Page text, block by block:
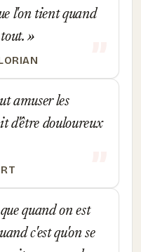
l'on tient quand
tout.
amuser les
d'être douloureux
quand on est
c'est qu'on se